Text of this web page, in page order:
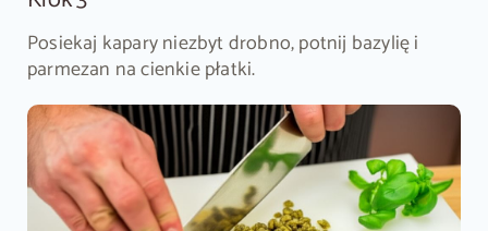
Posiekaj kapary niezbyt drobno, potnij bazylię i
parmezan na cienkie płatki.